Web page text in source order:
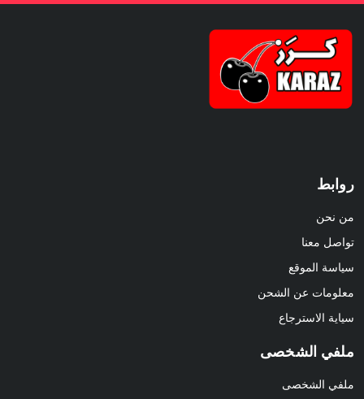
روابط
من نحن
تواصل معنا
سياسة الموقع
معلومات عن الشحن
سياية الاسترجاع
ملفي الشخصى
ملفي الشخصى